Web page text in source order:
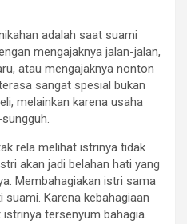
adalah saat suami
mengajaknya jalan-jalan,
atau mengajaknya nonton
sangat spesial bukan
melainkan karena usaha
rela melihat istrinya tidak
akan jadi belahan hati yang
Membahagiakan istri sama
Karena kebahagiaan
tersenyum bahagia.